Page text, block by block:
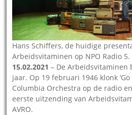
Hans Schiffers, de huidige
Arbeidsvitaminen op NPO Radio 5.
15.02.2021 – De Arbeidsvitaminen
jaar. Op 19 februari 1946 klonk ‘Go
Columbia Orchestra op de radio
eerste uitzending van
AVRO.